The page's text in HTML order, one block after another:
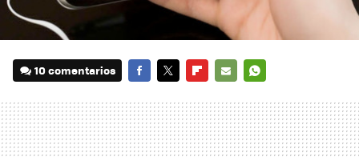
10 comentarios
MAIL